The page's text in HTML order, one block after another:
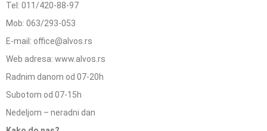
Tel: 011/420-88-97
Mob: 063/293-053
E-mail: office@alvos.rs
Web adresa: www.alvos.rs
Radnim danom od 07-20h
Subotom od 07-15h
Nedeljom – neradni dan